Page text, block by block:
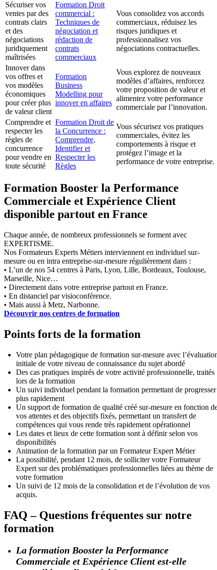
Sécuriser vos
ventes par des
contrats clairs
et des
négociations
juridiquement
maîtrisées
Formation Droit
commercial :
Techniques de
négociation et
rédaction de
contrats
commerciaux
Vous consolidez vos accords
commerciaux, réduisez les
risques juridiques et
professionnalisez vos
négociations contractuelles.
Innover dans
vos offres et
vos modèles
économiques
pour créer plus
de valeur client
Formation
Business
Modelling pour
innover en affaires
Vous explorez de nouveaux
modèles d’affaires, renforcez
votre proposition de valeur et
alimentez votre performance
commerciale par l’innovation.
Comprendre et
respecter les
règles de
concurrence
pour vendre en
toute sécurité
Formation Droit de
la Concurrence :
Comprendre,
Identifier et
Respecter les
Règles
Vous sécurisez vos pratiques
commerciales, évitez les
comportements à risque et
protégez l’image et la
performance de votre entreprise.
Formation Booster la Performance
Commerciale et Expérience Client
disponible partout en France
Chaque année, de nombreux professionnels se forment avec
EXPERTISME.
Nos Formateurs Experts Métiers interviennent en individuel sur-
mesure ou en intra entreprise-sur-mesure régulièrement dans :
• L’un de nos 54 centres à Paris, Lyon, Lille, Bordeaux, Toulouse,
Marseille, Nice…
• Directement dans votre entreprise partout en France.
• En distanciel par visioconférence.
• Mais aussi à Metz, Narbonne.
Découvrir nos centres de formation
Points forts de la formation
Votre plan pédagogique de formation sur-mesure avec
initiale de votre niveau de connaissance du sujet abordé
Des cas pratiques inspirés de votre activité professionnelle, traités
lors de la formation
Un suivi individuel pendant la formation permettant de progresser
plus rapidement
Un support de formation de qualité créé sur-mesure en fonction
vos attentes et des objectifs fixés, permettant un transfert de
compétences qui vous rende très rapidement opérationnel
Les dates et lieux de cette formation sont à définir selon vos
disponibilités
Animation de la formation par un Formateur Expert Métier
La possibilité, pendant 12 mois, de solliciter votre Formateur
Expert sur des problématiques professionnelles liées au thème de
votre formation
Un suivi de 12 mois de la consolidation et de l’évolution de vos
acquis.
FAQ – Questions fréquentes sur notre
formation
La formation Booster la Performance
Commerciale et Expérience Client est-elle